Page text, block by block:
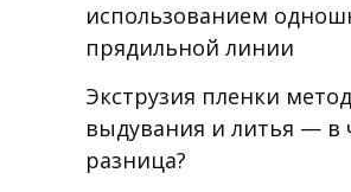
использованием
прядильной линии
Экструзия пленки
выдувания и литья — в
разница?